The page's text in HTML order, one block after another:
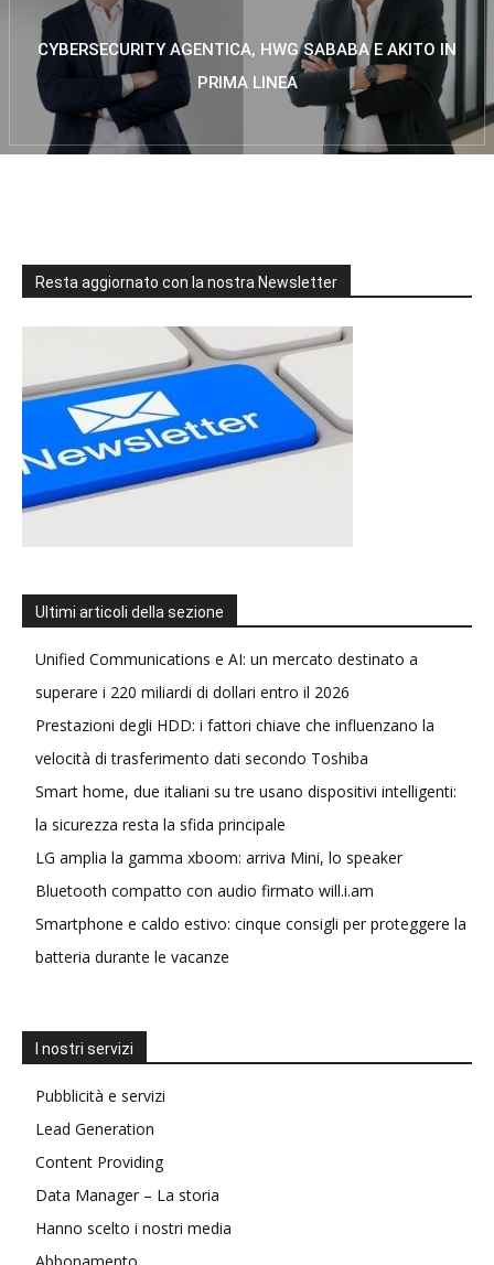
CYBERSECURITY AGENTICA, HWG SABABA E AKITO IN
PRIMA LINEA
Resta aggiornato con la nostra Newsletter
Ultimi articoli della sezione
Unified Communications e AI: un mercato destinato a
superare i 220 miliardi di dollari entro il 2026
Prestazioni degli HDD: i fattori chiave che influenzano la
velocità di trasferimento dati secondo Toshiba
Smart home, due italiani su tre usano dispositivi intelligenti:
la sicurezza resta la sfida principale
LG amplia la gamma xboom: arriva Mini, lo speaker
Bluetooth compatto con audio firmato will.i.am
Smartphone e caldo estivo: cinque consigli per proteggere la
batteria durante le vacanze
I nostri servizi
Pubblicità e servizi
Lead Generation
Content Providing
Data Manager – La storia
Hanno scelto i nostri media